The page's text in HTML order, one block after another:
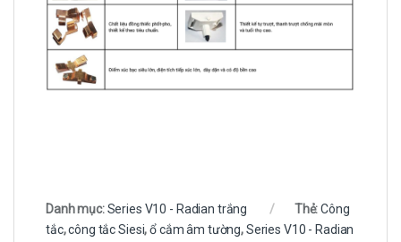
Danh mục:Series V10 - Radian trắng Thẻ:Công
tắc,công tắc Siesi,ổ cắm âm tường,Series V10 - Radian